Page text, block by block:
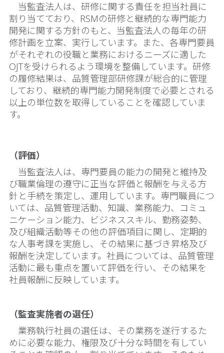
当監査法人は、研修に関する責任を担当社員に
割り当てており、RSMの研修と継続的な専門能力
開発に関する方針のもと、当監査法人の毎年の研
修計画を立案、実行しています。また、各専門要員
がそれぞれの役職と業務におけるニーズに適した
OJTを受けられるよう環境を整備しています。研修
の履修結果は、品質管理部研修課が総合的に管理
しており、継続的専門能力開発制度で必要とされる
以上の単位数を取得していることを確認していま
す。
（評価）
当監査法人は、専門要員の能力の開発と維持及
び職業倫理の遵守に正当な評価と報酬を与える方
針と手続を策定し、運用しています。専門職員につ
いては、品質管理活動、知識、業務能力、コミュ
ニケーション能力、ビジネススキル、勤務姿勢、
及び組織活動等その他の評価項目に関し、定期的
な人事考課を実施し、その結果に基づき昇格及び
報酬を決定しています。社員については、品質管理
活動に最も重点を置いて評価を行い、その結果を
社員報酬に反映しています。
（監査実施者の選任）
業務執行社員の選任は、その業務を遂行するた
めに必要な能力、権限及び十分な時間を有してい